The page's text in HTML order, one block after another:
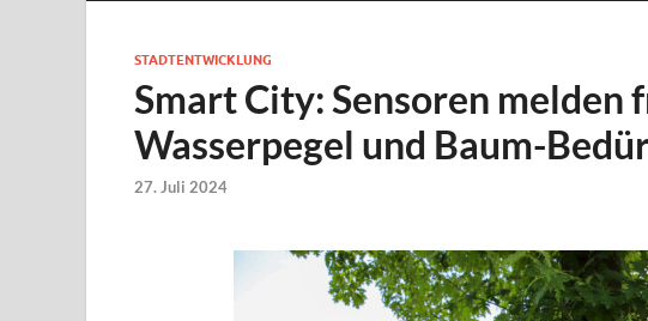
STADTENTWICKLUNG
Smart City: Sensoren melden
Wasserpegel und Baum-
27. Juli 2024